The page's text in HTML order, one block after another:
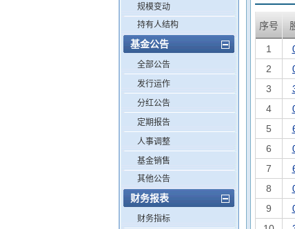
规模变动
持有人结构
基金公告
全部公告
发行运作
分红公告
定期报告
人事调整
基金销售
其他公告
财务报表
财务指标
序号
1
2
3
4
5
6
7
8
9